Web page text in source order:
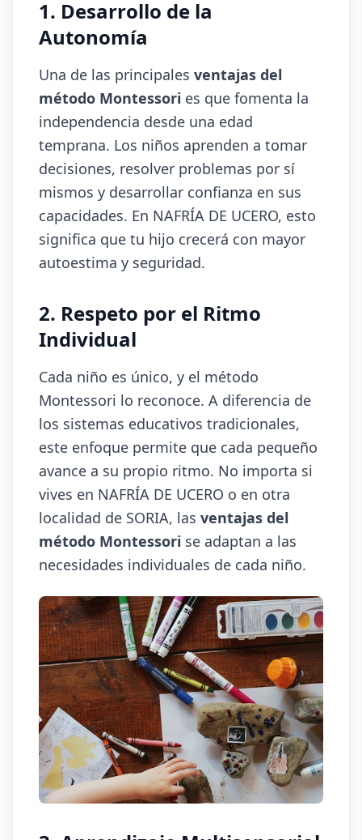
1. Desarrollo de la
Autonomía
Una de las principales ventajas del
método Montessori es que fomenta la
independencia desde una edad
temprana. Los niños aprenden a tomar
decisiones, resolver problemas por sí
mismos y desarrollar confianza en sus
capacidades. En NAFRÍA DE UCERO, esto
significa que tu hijo crecerá con mayor
autoestima y seguridad.
2. Respeto por el Ritmo
Individual
Cada niño es único, y el método
Montessori lo reconoce. A diferencia de
los sistemas educativos tradicionales,
este enfoque permite que cada pequeño
avance a su propio ritmo. No importa si
vives en NAFRÍA DE UCERO o en otra
localidad de SORIA, las ventajas del
método Montessori se adaptan a las
necesidades individuales de cada niño.